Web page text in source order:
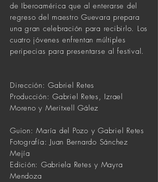
de Iberoamérica que al enterarse del
regreso del maestro Guevara prepara
una gran celebración para recibirlo. Los
cuatro jóvenes enfrentan múltiples
peripecias para presentarse al festival.
Dirección: Gabriel Retes
Producción: Gabriel Retes, Izrael
Moreno y Meritxell Gález
Guion: María del Pozo y Gabriel Retes
Fotografía: Juan Bernardo Sánchez
Mejía
Edición: Gabriela Retes y Mayra
Mendoza